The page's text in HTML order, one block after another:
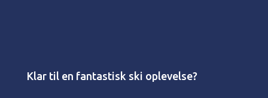
Klar til en fantastisk ski oplevelse?